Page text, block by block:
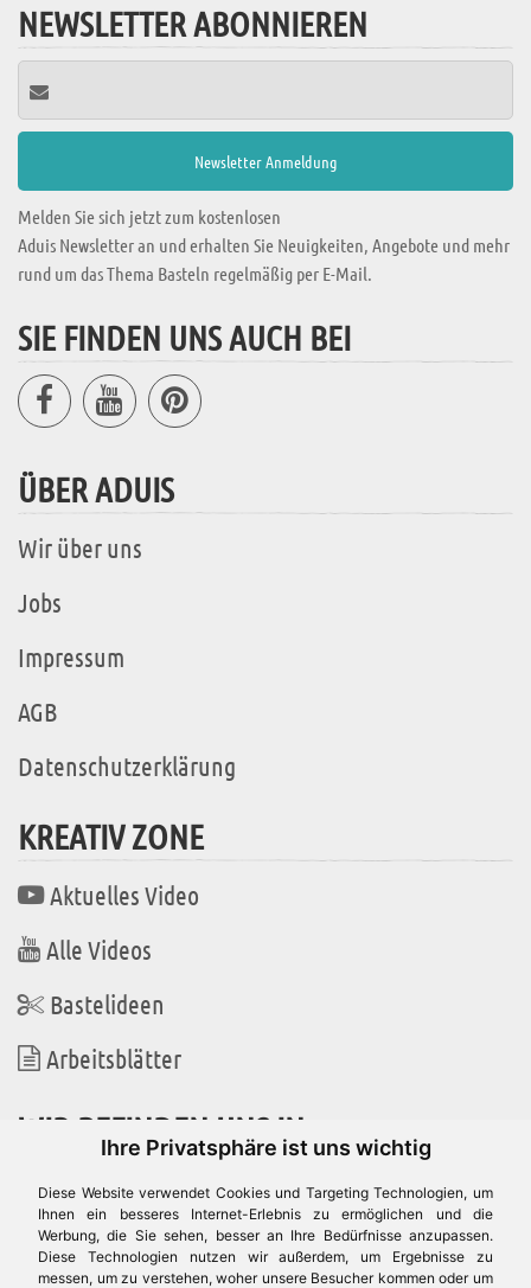
Ihre Privatsphäre ist uns wichtig
Diese Website verwendet Cookies und Targeting Technologien, um
Ihnen ein besseres Internet-Erlebnis zu ermöglichen und die
Werbung, die Sie sehen, besser an Ihre Bedürfnisse anzupassen.
Diese Technologien nutzen wir außerdem, um Ergebnisse zu
messen, um zu verstehen, woher unsere Besucher kommen oder um
NEWSLETTER ABONNIEREN
Melden Sie sich jetzt zum kostenlosen
Aduis Newsletter an und erhalten Sie Neuigkeiten, Angebote und mehr
rund um das Thema Basteln regelmäßig per E-Mail.
SIE FINDEN UNS AUCH BEI
ÜBER ADUIS
Wir über uns
Jobs
Impressum
AGB
Datenschutzerklärung
KREATIV ZONE
Aktuelles Video
Alle Videos
Bastelideen
Arbeitsblätter
WIR BEFINDEN UNS IN
Es gibt uns auch in